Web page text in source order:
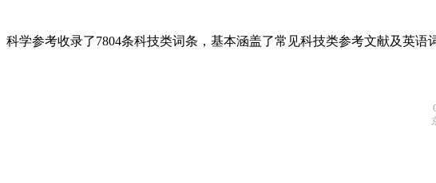
科学参考收录了7804条科技类词条，基本涵盖了常见科技类参考文献及英语